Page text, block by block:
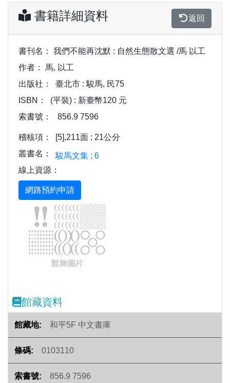
書籍詳細資料 返回
書刊名：
我們不能再沈默 : 自然生態散文選 /馬 以工
作者：
馬, 以工
出版社：
臺北市 : 駿馬, 民75
ISBN：
(平裝) : 新臺幣120 元
索書號：
856.9 7596
稽核項：
[5],211面 ; 21公分
叢書名：
駿馬文集 ; 6
線上資源：
Previous
館藏資料
和平5F 中文書庫
0103110
856.9 7596